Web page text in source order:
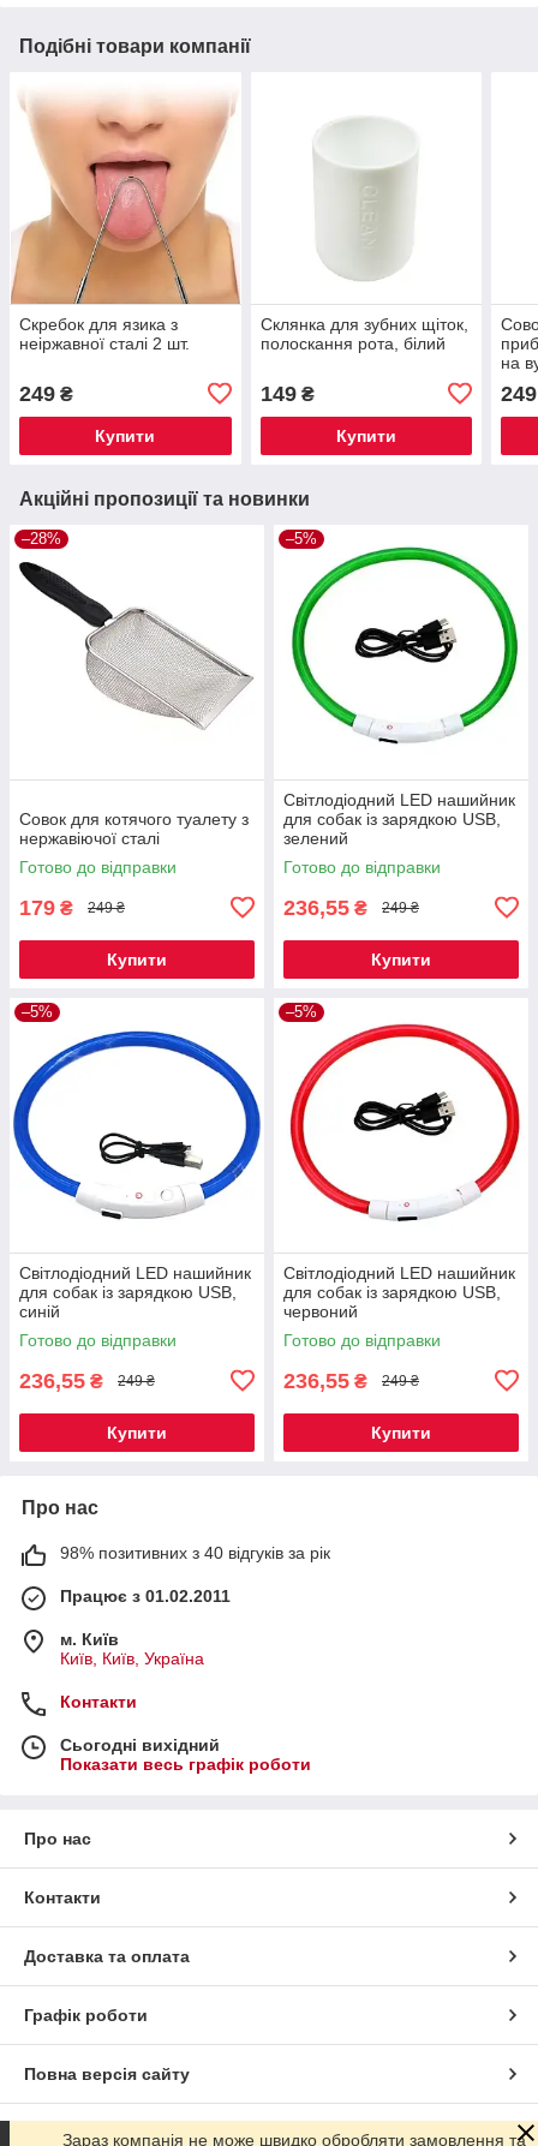
Подібні товари компанії
Скребок для язика з
неіржавної сталі 2 шт.
249 ₴
Купити
Склянка для зубних щіток,
полоскання рота, білий
149₴
Купити
на
249
Акційні пропозиції та новинки
–28%
Совок для котячого туалету з
нержавіючої сталі
Готово до відправки
179 ₴ 249 ₴
Купити
–5%
Світлодіодний LED нашийник
для собак із зарядкою USB,
зелений
Готово до відправки
236,55 ₴ 249 ₴
Купити
–5%
Світлодіодний LED нашийник
для собак із зарядкою USB,
синій
Готово до відправки
236,55 ₴ 249 ₴
Купити
–5%
Світлодіодний LED нашийник
для собак із зарядкою USB,
червоний
Готово до відправки
236,55 ₴ 249 ₴
Купити
Про нас
98% позитивних з 40 відгуків за рік
Працює з 01.02.2011
м. Київ
Київ, Київ, Україна
Контакти
Сьогодні вихідний
Показати весь графік роботи
Про нас
Контакти
Доставка та оплата
Графік роботи
Повна версія сайту
Сайт створено на маркетплейсі Prom.ua
Зараз компанія не може швидко обробляти замовлення та